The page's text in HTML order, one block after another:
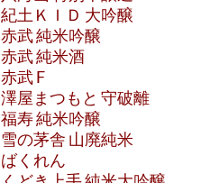
紀土ＫＩＤ 大吟醸
赤武 純米吟醸
赤武 純米酒
赤武 F
澤屋まつもと 守破離
福寿 純米吟醸
雪の茅舎 山廃純米
ばくれん